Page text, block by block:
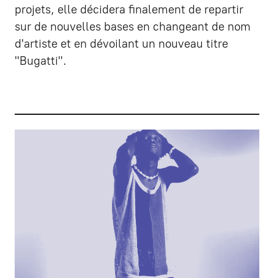
projets, elle décidera finalement de repartir
sur de nouvelles bases en changeant de nom
d'artiste et en dévoilant un nouveau titre
"Bugatti".